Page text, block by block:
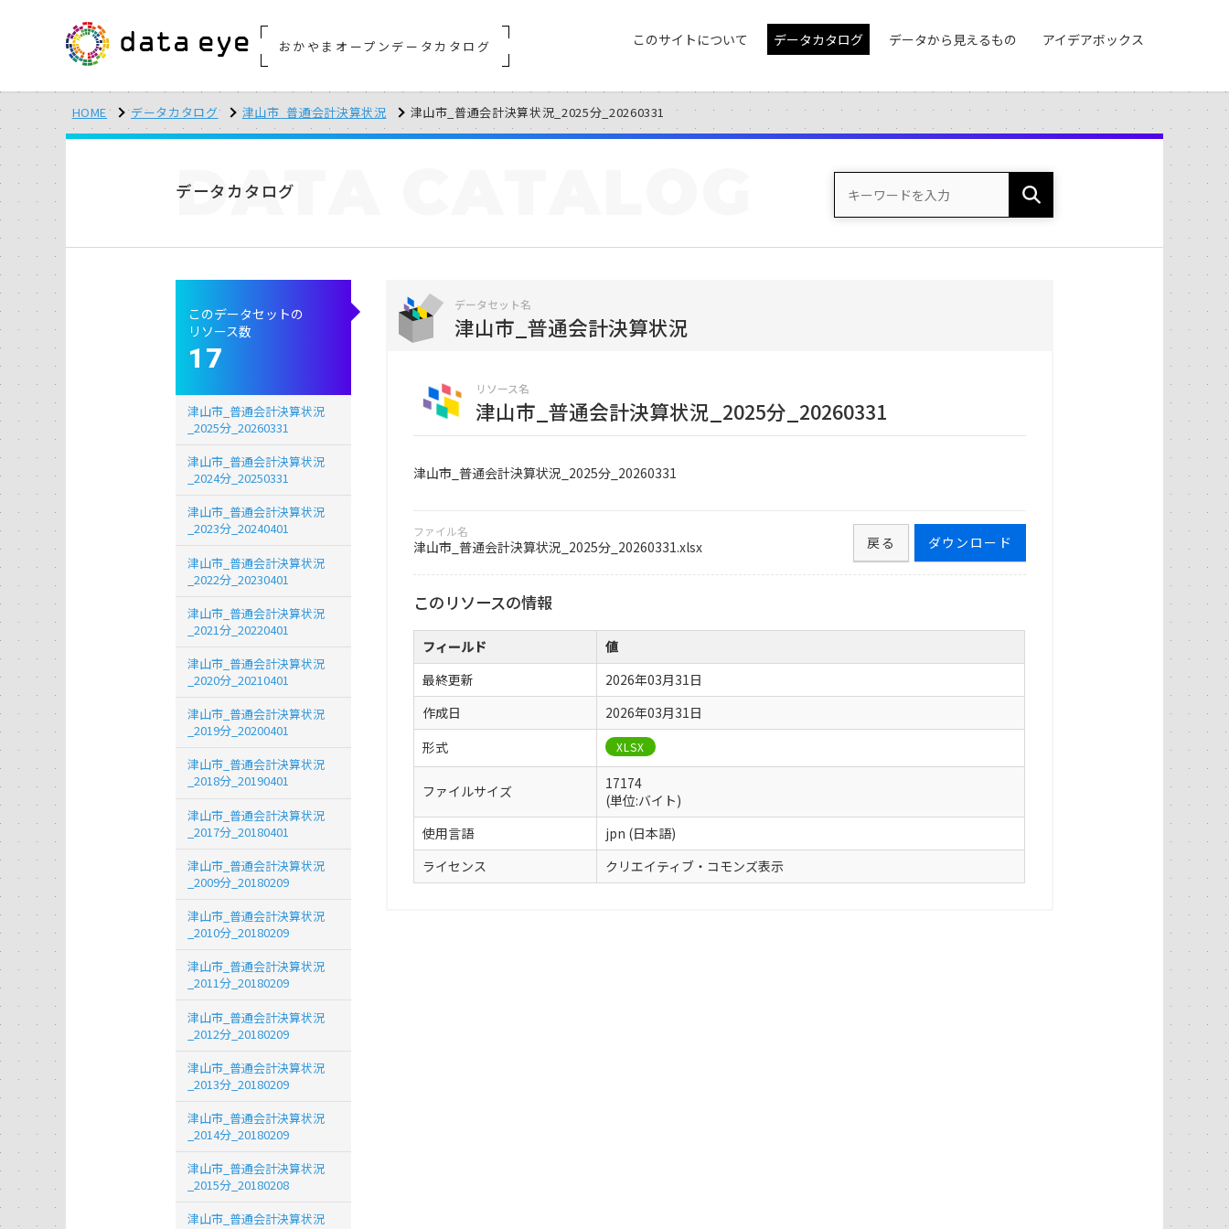
おかやまオープンデータカタログ このサイトについて データカタログ データから見えるもの アイデアボックス
HOME データカタログ 津山市_普通会計決算状況 津山市_普通会計決算状況_2025分_20260331
データカタログ
DATA
データセット名
津山市_普通会計決算状況
リソース名
津山市_普通会計決算状況_2025分_20260331
津山市_普通会計決算状況_2025分_20260331
ファイル名
津山市_普通会計決算状況_2025分_20260331.xlsx ダウンロード
戻る
このリソースの情報
フィールド
値
最終更新
2026年03月31日
作成日
2026年03月31日
形式
XLSX
ファイルサイズ
17174
(単位:バイト)
使用言語
jpn (日本語)
ライセンス
クリエイティブ・コモンズ表示
このデータセットの
リソース数
17
津山市_普通会計決算状況
_2025分_20260331
津山市_普通会計決算状況
_2024分_20250331
津山市_普通会計決算状況
_2023分_20240401
津山市_普通会計決算状況
_2022分_20230401
津山市_普通会計決算状況
_2021分_20220401
津山市_普通会計決算状況
_2020分_20210401
津山市_普通会計決算状況
_2019分_20200401
津山市_普通会計決算状況
_2018分_20190401
津山市_普通会計決算状況
_2017分_20180401
津山市_普通会計決算状況
_2009分_20180209
津山市_普通会計決算状況
_2010分_20180209
津山市_普通会計決算状況
_2011分_20180209
津山市_普通会計決算状況
_2012分_20180209
津山市_普通会計決算状況
_2013分_20180209
津山市_普通会計決算状況
_2014分_20180209
津山市_普通会計決算状況
_2015分_20180208
津山市_普通会計決算状況